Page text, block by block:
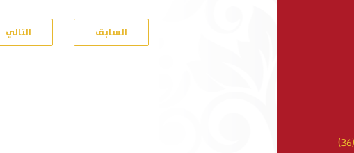
التالي السابق
(36)